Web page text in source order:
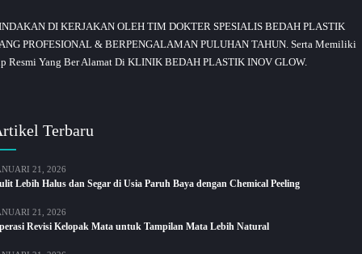
DI KERJAKAN OLEH TIM DOKTER SPESIALIS BEDAH PLASTIK
PROFESIONAL & BERPENGALAMAN PULUHAN TAHUN. Serta Memiliki
Resmi Yang Ber Alamat Di KLINIK BEDAH PLASTIK INOV GLOW.
Terbaru
21, 2026
Lebih Halus dan Segar di Usia Paruh Baya dengan Chemical Peeling
21, 2026
Revisi Kelopak Mata untuk Tampilan Mata Lebih Natural